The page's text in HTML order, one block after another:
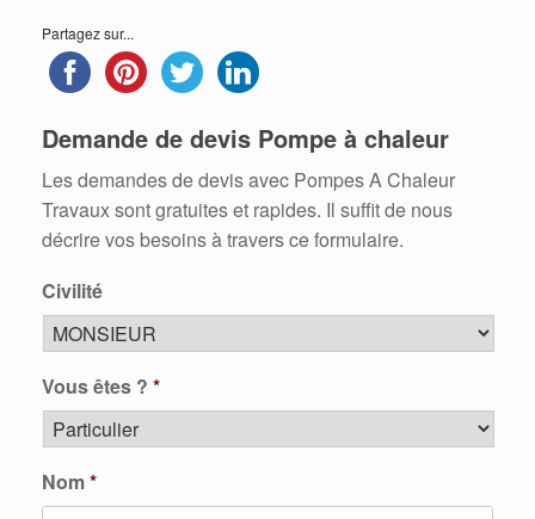
Partagez sur...
Demande de devis Pompe à chaleur
Les demandes de devis avec Pompes A Chaleur
Travaux sont gratuites et rapides. Il suffit de nous
décrire vos besoins à travers ce formulaire.
Civilité
Vous êtes ? *
Nom*